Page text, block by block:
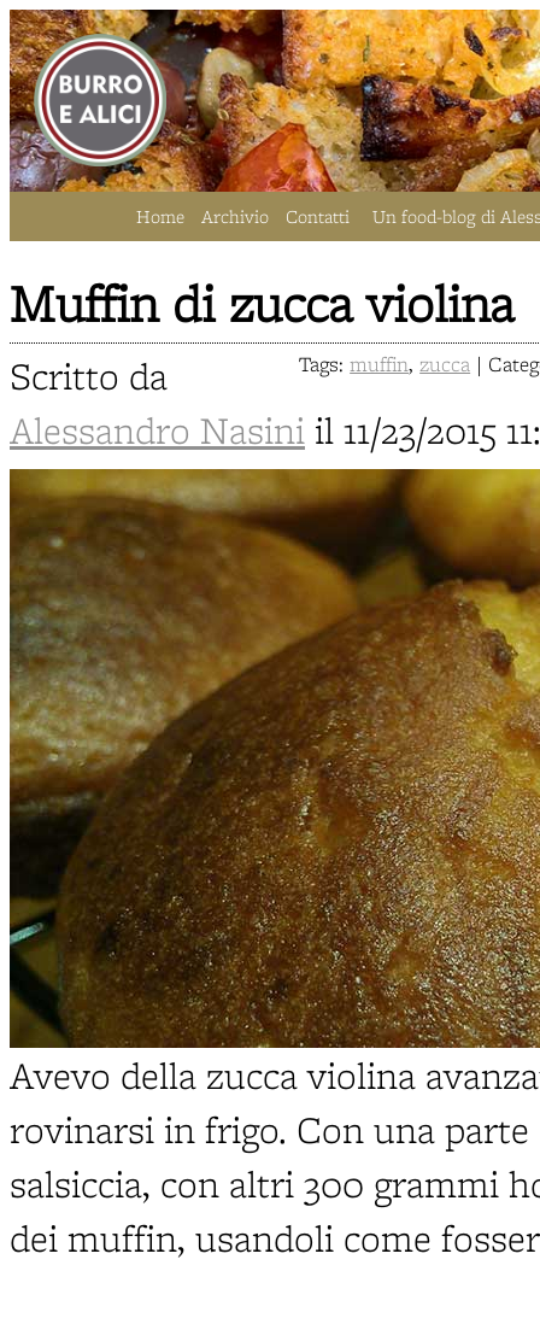
Home Archivio Contatti Un food-blog di
Muffin di zucca violina
Tags:muffin,zucca |
Scritto da
Alessandro Nasini il 11/23/2015
Avevo della zucca violina
rovinarsi in frigo. Con una
salsiccia, con altri 300 grammi
dei muffin, usandoli come